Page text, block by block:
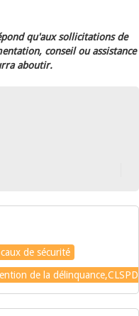
qu'aux sollicitations de
conseil ou assistance
aboutir.
de sécurité
de la délinquance,CLSPD